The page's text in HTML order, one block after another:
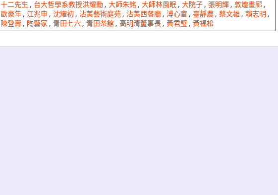
十二先生 , 台大哲學系教授洪耀勳 , 大師朱銘 , 大師林風眠 , 大院子 , 張明輝 , 敦煌畫廊 ,
歐豪年 , 江兆申 , 沈耀初 , 沾美藝術庭苑 , 沾美西餐廳 , 溥心畬 , 臺靜農 , 蔡文雄 , 賴志明 ,
陳登壽 , 陶藝家 , 青田七六 , 青田茶館 , 高明清董事長 , 黃君璧 , 黃福松